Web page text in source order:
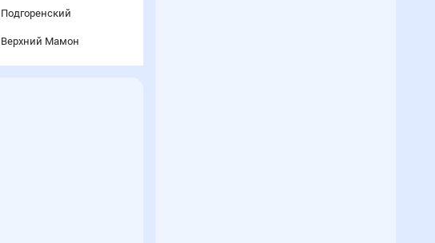
Подгоренский
Верхний Мамон